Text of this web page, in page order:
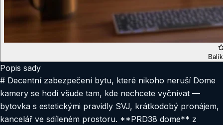
Popis sady
# Decentní zabezpečení bytu, které nikoho neruší Dome
kamery se hodí všude tam, kde nechcete vyčnívat —
bytovka s estetickými pravidly SVJ, krátkodobý pronájem,
kancelář ve sdíleném prostoru. **PRD38 dome** z